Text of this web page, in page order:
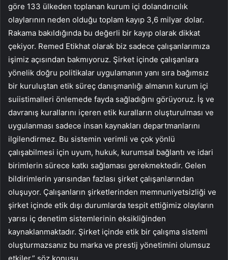
göre 133 ülkeden toplanan kurum içi dolandırıcılık
olaylarının neden olduğu toplam kayıp 3,6 milyar dolar.
Rakama bakıldığında bu değerli bir kayıp olarak dikkat
çekiyor. Remed Etikhat olarak biz sadece çalışanlarımıza
işimiz açısından bakmıyoruz. Şirket içinde çalışanlara
yönelik doğru politikalar uygulamanın yanı sıra bağımsız
bir kuruluştan etik süreç danışmanlığı almanın kurum içi
suiistimalleri önlemede fayda sağladığını görüyoruz. İş ve
davranış kurallarını içeren etik kuralların oluşturulması ve
uygulanması sadece insan kaynakları departmanlarını
ilgilendirmez. Bu sistemin verimli ve çok yönlü
çalışabilmesi için uyum, hukuk, kurumsal bağlantı ve idari
birimlerin sürece katkı sağlaması gerekmektedir. Gelen
bildirimlerin yarısından fazlası şirket çalışanlarından
oluşuyor. Çalışanların şirketlerinden memnuniyetsizliği ve
şirket içinde etik dışı durumlarda tespit ettiğimiz olayların
yarısı iç denetim sistemlerinin eksikliğinden
kaynaklanmaktadır. Şirket içinde etik bir çalışma sistemi
oluşturmazsanız bu marka ve prestij yönetimini olumsuz
etkiler.” söz konusu.